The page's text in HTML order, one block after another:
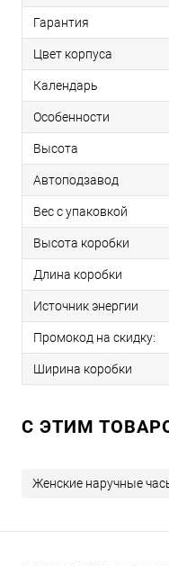
Гарантия
Цвет корпуса
Календарь
Особенности
Высота
Автоподзавод
Вес с упаковкой
Высота коробки
Длина коробки
Источник энергии
Промокод на скидку:
Ширина коробки
C ЭТИМ
Женские наручные